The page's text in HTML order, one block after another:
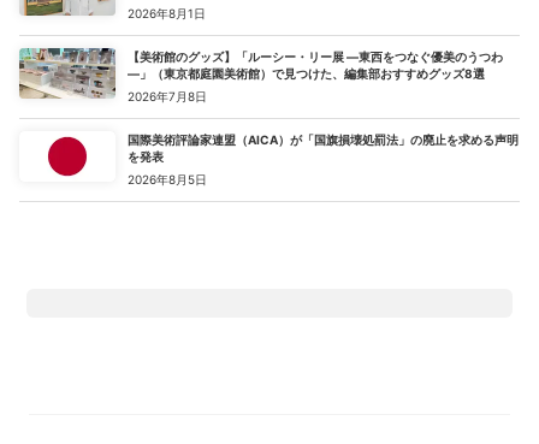
2026年8月1日
【美術館のグッズ】「ルーシー・リー展 ―東西をつなぐ優美のうつわ
―」（東京都庭園美術館）で見つけた、編集部おすすめグッズ8選
2026年7月8日
国際美術評論家連盟（AICA）が「国旗損壊処罰法」の廃止を求める声明
を発表
2026年8月5日